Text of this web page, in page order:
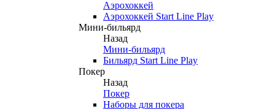
Аэрохоккей
Аэрохоккей Start Line Play
Мини-бильярд
Назад
Мини-бильярд
Бильярд Start Line Play
Покер
Назад
Покер
Наборы для покера